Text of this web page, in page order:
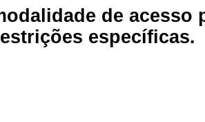
de
específicas.